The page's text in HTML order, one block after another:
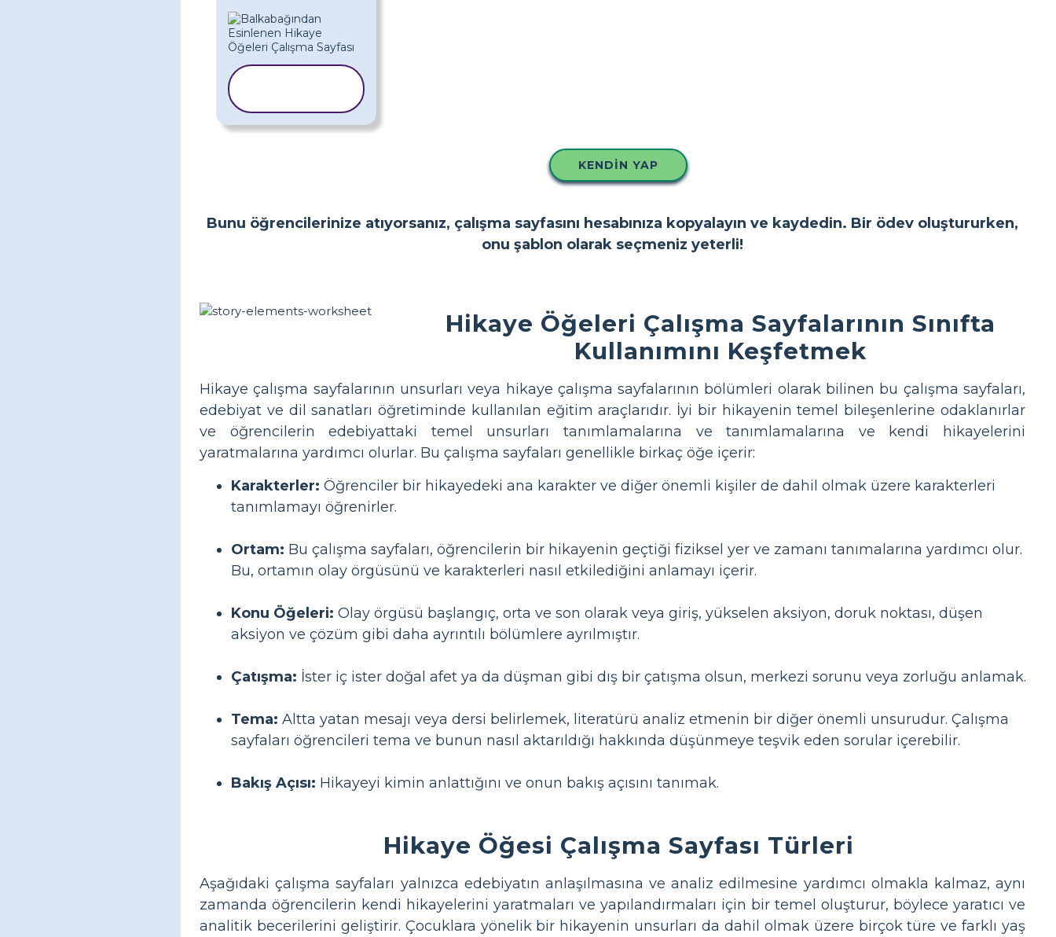
KENDIN YAP
Bunu öğrencilerinize atıyorsanız, çalışma sayfasını hesabınıza kopyalayın ve kaydedin. Bir ödev oluştururken,
onu şablon olarak seçmeniz yeterli!
Hikaye Öğeleri Çalışma Sayfalarının Sınıfta
Kullanımını Keşfetmek
Hikaye çalışma sayfalarının unsurları veya hikaye çalışma sayfalarının bölümleri olarak bilinen bu çalışma sayfaları,
edebiyat ve dil sanatları öğretiminde kullanılan eğitim araçlarıdır. İyi bir hikayenin temel bileşenlerine odaklanırlar
ve öğrencilerin edebiyattaki temel unsurları tanımlamalarına ve tanımlamalarına ve kendi hikayelerini
yaratmalarına yardımcı olurlar. Bu çalışma sayfaları genellikle birkaç öğe içerir:
Karakterler: Öğrenciler bir hikayedeki ana karakter ve diğer önemli kişiler de dahil olmak üzere karakterleri
tanımlamayı öğrenirler.
Ortam: Bu çalışma sayfaları, öğrencilerin bir hikayenin geçtiği fiziksel yer ve zamanı tanımalarına yardımcı olur.
Bu, ortamın olay örgüsünü ve karakterleri nasıl etkilediğini anlamayı içerir.
Konu Öğeleri: Olay örgüsü başlangıç, orta ve son olarak veya giriş, yükselen aksiyon, doruk noktası, düşen
aksiyon ve çözüm gibi daha ayrıntılı bölümlere ayrılmıştır.
Çatışma: İster iç ister doğal afet ya da düşman gibi dış bir çatışma olsun, merkezi sorunu veya zorluğu anlamak.
Tema: Altta yatan mesajı veya dersi belirlemek, literatürü analiz etmenin bir diğer önemli unsurudur. Çalışma
sayfaları öğrencileri tema ve bunun nasıl aktarıldığı hakkında düşünmeye teşvik eden sorular içerebilir.
Bakış Açısı: Hikayeyi kimin anlattığını ve onun bakış açısını tanımak.
Hikaye Öğesi Çalışma Sayfası Türleri
Aşağıdaki çalışma sayfaları yalnızca edebiyatın anlaşılmasına ve analiz edilmesine yardımcı olmakla kalmaz, aynı
zamanda öğrencilerin kendi hikayelerini yaratmaları ve yapılandırmaları için bir temel oluşturur, böylece yaratıcı ve
analitik becerilerini geliştirir. Çocuklara yönelik bir hikayenin unsurları da dahil olmak üzere birçok türe ve farklı yaş